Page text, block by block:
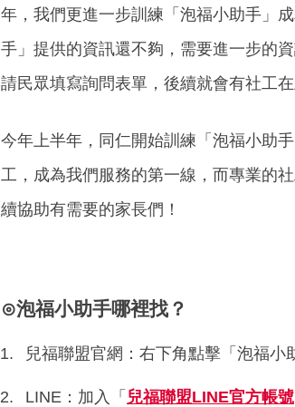
年，我們更進一步訓練「泡福小助手」
手」提供的資訊還不夠，需要進一步的
請民眾填寫詢問表單，後續就會有社工
今年上半年，同仁開始訓練「泡福小助
工，成為我們服務的第一線，而專業的
續協助有需要的家長們！
⊙泡福小助手哪裡找？
兒福聯盟官網：右下角點擊「泡福小
LINE：加入「 兒福聯盟LINE官方帳號